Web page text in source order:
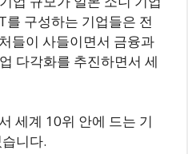
를 구성하는 기업들은 전
들이 사들이면서 금융과
다각화를 추진하면서 세
세계 10위 안에 드는 기
니다.